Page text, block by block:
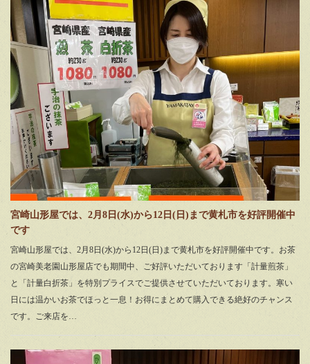
宮崎山形屋では、2月8日(水)から12日(日)まで黄札市を好評開催中
です
宮崎山形屋では、2月8日(水)から12日(日)まで黄札市を好評開催中です。お茶
の宮崎美老園山形屋店でも期間中、ご好評いただいております「計量煎茶」
と「計量白折茶」を特別プライスでご提供させていただいております。寒い
日には温かいお茶でほっと一息！お得にまとめて購入できる絶好のチャンス
です。ご来店を…